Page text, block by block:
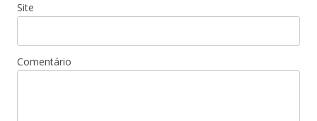
Site
Comentário